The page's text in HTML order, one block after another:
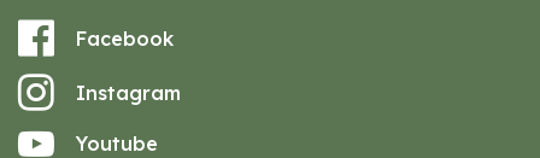
Facebook
Instagram
Youtube